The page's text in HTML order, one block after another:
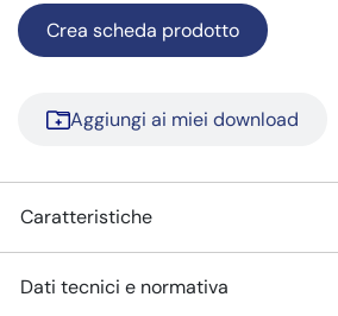
Crea scheda prodotto
Aggiungi ai miei download
Caratteristiche
Dati tecnici e normativa